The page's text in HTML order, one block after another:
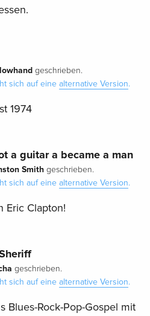
geschrieben.
sich auf eine alternative Version.
1974
a guitar a became a man
Smith geschrieben.
sich auf eine alternative Version.
Eric Clapton!
geschrieben.
sich auf eine alternative Version.
Blues-Rock-Pop-Gospel mit